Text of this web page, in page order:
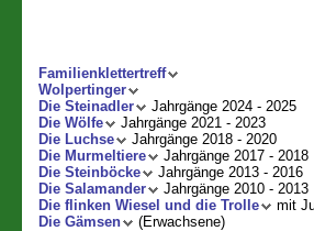
Familienklettertreff
Wolpertinger
Die Steinadler
Jahrgänge 2024 - 2025
Die Wölfe
Jahrgänge 2021 - 2023
Die Luchse
Jahrgänge 2018 - 2020
Die Murmeltiere
Jahrgänge 2017 - 2018
Die Steinböcke
Jahrgänge 2013 - 2016
Die Salamander
Jahrgänge 2010 - 2013
Die flinken Wiesel und die Trolle
mit
Die Gämsen
(Erwachsene)